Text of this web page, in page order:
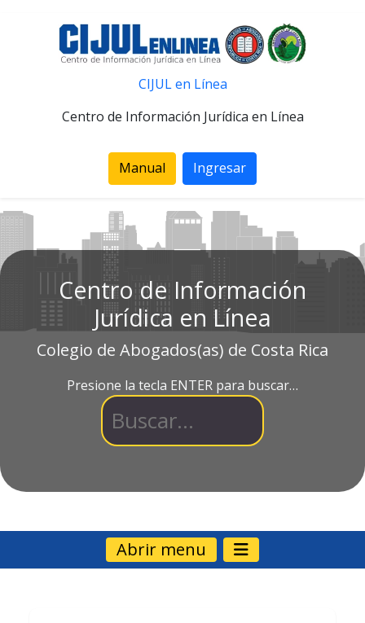
CIJUL en Línea
Centro de Información Jurídica en Línea
Manual Ingresar
Centro de Información
Jurídica en Línea
Colegio de Abogados(as) de Costa Rica
Presione la tecla ENTER para buscar…
Abrir menu